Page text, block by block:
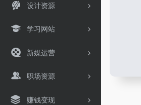
设计资源
学习网站
新媒运营
职场资源
赚钱变现